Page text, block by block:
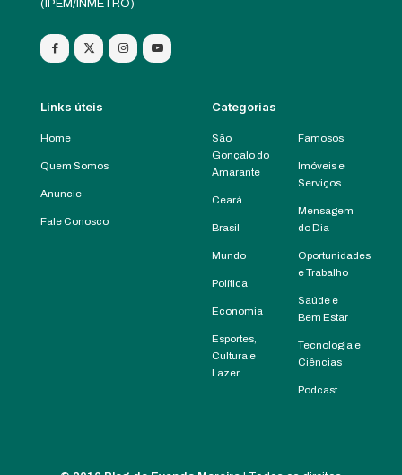
(IPEM/INMETRO)
Links úteis
Home
Quem Somos
Anuncie
Fale Conosco
Categorias
São
Gonçalo do
Amarante
Ceará
Brasil
Mundo
Política
Economia
Esportes,
Cultura e
Lazer
Famosos
Imóveis e
Serviços
Mensagem
do Dia
Oportunidades
e Trabalho
Saúde e
Bem Estar
Tecnologia e
Ciências
Podcast